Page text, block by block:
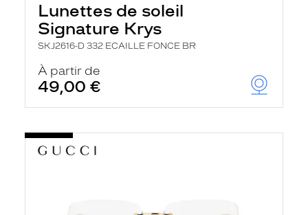
Lunettes de soleil
Signature Krys
SKJ2616-D 332 ECAILLE FONCE BR
À partir de
49,00 €